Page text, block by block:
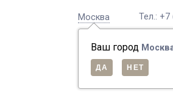
Москва
Ваш город
Тел.: +7